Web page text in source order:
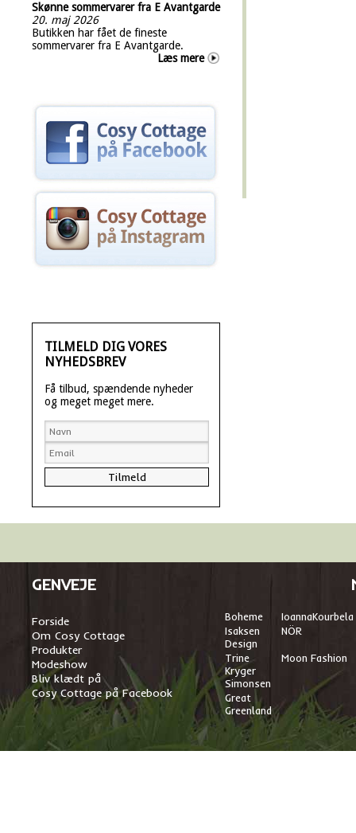
Skønne sommervarer fra E Avantgarde
20. maj 2026
Butikken har fået de fineste
sommervarer fra E Avantgarde.
Læs mere
TILMELD DIG VORES
NYHEDSBREV
Få tilbud, spændende nyheder
og meget meget mere.
GENVEJE
Forside
Om Cosy Cottage
Produkter
Modeshow
Bliv klædt på
Cosy Cottage på Facebook
Boheme IoannaKourbela
Isaksen
Design
NÖR
Trine
Kryger
Simonsen
Moon Fashion
Great
Greenland